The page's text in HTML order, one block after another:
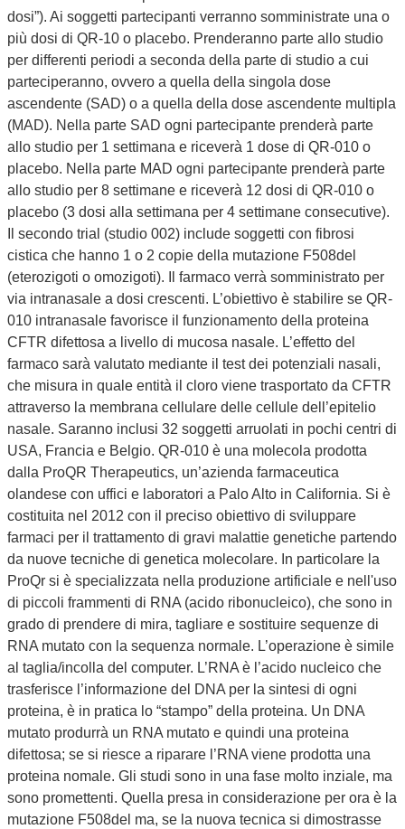
dosi”). Ai soggetti partecipanti verranno somministrate una o
più dosi di QR-10 o placebo. Prenderanno parte allo studio
per differenti periodi a seconda della parte di studio a cui
parteciperanno, ovvero a quella della singola dose
ascendente (SAD) o a quella della dose ascendente multipla
(MAD). Nella parte SAD ogni partecipante prenderà parte
allo studio per 1 settimana e riceverà 1 dose di QR-010 o
placebo. Nella parte MAD ogni partecipante prenderà parte
allo studio per 8 settimane e riceverà 12 dosi di QR-010 o
placebo (3 dosi alla settimana per 4 settimane consecutive).
Il secondo trial (studio 002) include soggetti con fibrosi
cistica che hanno 1 o 2 copie della mutazione F508del
(eterozigoti o omozigoti). Il farmaco verrà somministrato per
via intranasale a dosi crescenti. L’obiettivo è stabilire se QR-
010 intranasale favorisce il funzionamento della proteina
CFTR difettosa a livello di mucosa nasale. L’effetto del
farmaco sarà valutato mediante il test dei potenziali nasali,
che misura in quale entità il cloro viene trasportato da CFTR
attraverso la membrana cellulare delle cellule dell’epitelio
nasale. Saranno inclusi 32 soggetti arruolati in pochi centri di
USA, Francia e Belgio. QR-010 è una molecola prodotta
dalla ProQR Therapeutics, un’azienda farmaceutica
olandese con uffici e laboratori a Palo Alto in California. Si è
costituita nel 2012 con il preciso obiettivo di sviluppare
farmaci per il trattamento di gravi malattie genetiche partendo
da nuove tecniche di genetica molecolare. In particolare la
ProQr si è specializzata nella produzione artificiale e nell'uso
di piccoli frammenti di RNA (acido ribonucleico), che sono in
grado di prendere di mira, tagliare e sostituire sequenze di
RNA mutato con la sequenza normale. L’operazione è simile
al taglia/incolla del computer. L’RNA è l’acido nucleico che
trasferisce l’informazione del DNA per la sintesi di ogni
proteina, è in pratica lo “stampo” della proteina. Un DNA
mutato produrrà un RNA mutato e quindi una proteina
difettosa; se si riesce a riparare l’RNA viene prodotta una
proteina nomale. Gli studi sono in una fase molto inziale, ma
sono promettenti. Quella presa in considerazione per ora è la
mutazione F508del ma, se la nuova tecnica si dimostrasse